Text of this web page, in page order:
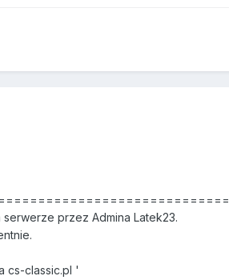
przez Admina Latek23.
cs-classic.pl '